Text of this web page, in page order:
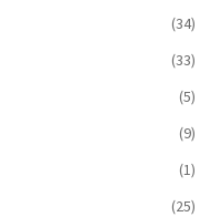
(34)
(33)
(5)
(9)
(1)
(25)